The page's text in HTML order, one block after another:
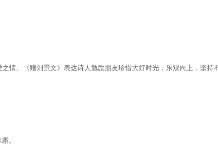
情。《赠刘景文》表达诗人勉励朋友珍惜大好时光，乐观向上，坚持
。